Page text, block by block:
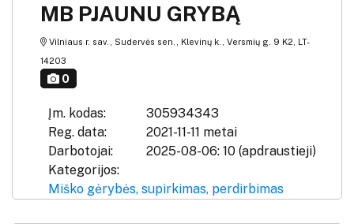
MB PJAUNU GRYBĄ
Vilniaus r. sav., Sudervės sen., Klevinų k., Versmių g. 9 K2, LT-
14203
0
Įm. kodas:
305934343
Reg. data:
2021-11-11 metai
Darbotojai:
2025-08-06: 10 (apdraustieji)
Kategorijos:
Miško gėrybės, supirkimas, perdirbimas